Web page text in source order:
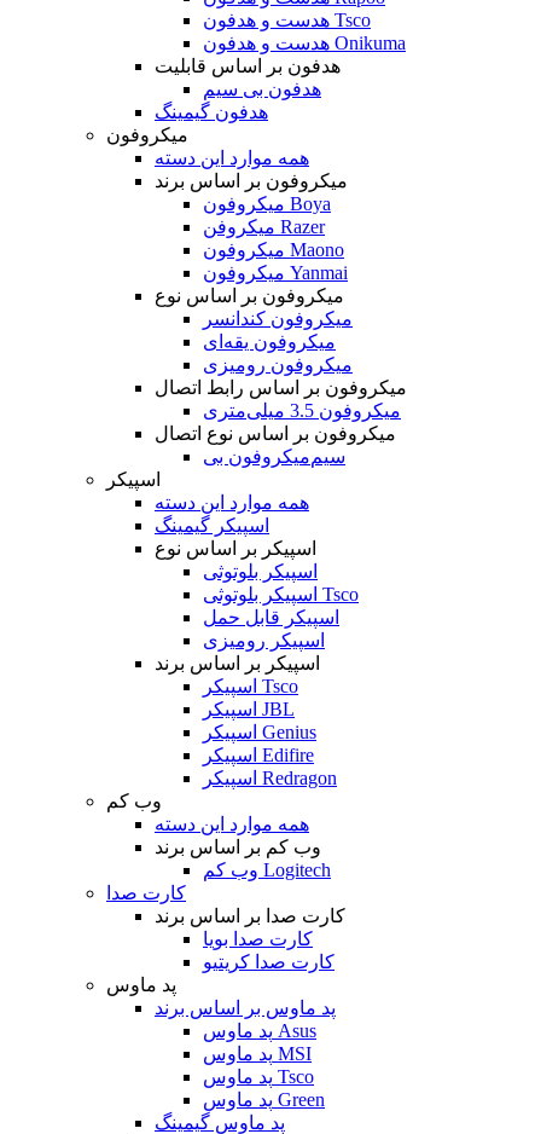
هدست و هدفون Tsco
هدست و هدفون Onikuma
هدفون بر اساس قابلیت
هدفون بی سیم
هدفون گیمینگ
میکروفون
همه موارد این دسته
میکروفون بر اساس برند
میکروفون Boya
میکروفن Razer
میکروفون Maono
میکروفون Yanmai
میکروفون بر اساس نوع
میکروفون کندانسر
میکروفون یقه‌ای
میکروفون رومیزی
میکروفون بر اساس رابط اتصال
میکروفون 3.5 میلی‌متری
میکروفون بر اساس نوع اتصال
میکروفون بی‌‎سیم
اسپیکر
همه موارد این دسته
اسپیکر گیمینگ
اسپیکر بر اساس نوع
اسپیکر بلوتوثی
اسپیکر بلوتوثی Tsco
اسپیکر قابل حمل
اسپیکر رومیزی
اسپیکر بر اساس برند
اسپیکر Tsco
اسپیکر JBL
اسپیکر Genius
اسپیکر Edifire
اسپیکر Redragon
وب کم
همه موارد این دسته
وب کم بر اساس برند
وب کم Logitech
کارت صدا
کارت صدا بر اساس برند
کارت صدا بویا
کارت صدا کریتیو
پد ماوس
پد ماوس بر اساس برند
پد ماوس Asus
پد ماوس MSI
پد ماوس Tsco
پد ماوس Green
پد ماوس گیمینگ